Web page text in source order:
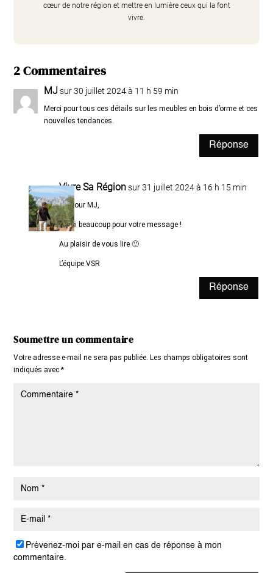
cœur de notre région et mettre en lumière ceux qui la font
vivre.
2 Commentaires
MJ sur 30 juillet 2024 à 11 h 59 min
Merci pour tous ces détails sur les meubles en bois d’orme et ces
nouvelles tendances.
Réponse
Vivre Sa Région sur 31 juillet 2024 à 16 h 15 min
Bonjour MJ,
Merci beaucoup pour votre message !
Au plaisir de vous lire 🙂
L’équipe VSR
Réponse
Soumettre un commentaire
Votre adresse e-mail ne sera pas publiée. Les champs obligatoires sont
indiqués avec*
Prévenez-moi par e-mail en cas de réponse à mon
commentaire.